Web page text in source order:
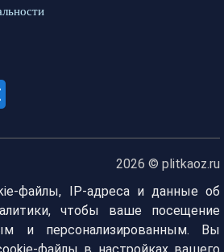
2026 © plitkaoz.ru
файлы, IP-адреса и данные об
чтобы ваше посещение
и персонализированным. Вы